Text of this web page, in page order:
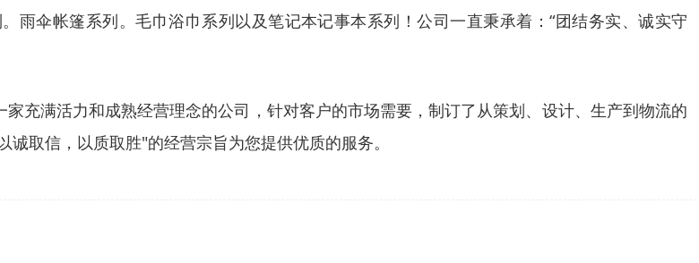
雨伞帐篷系列。毛巾浴巾系列以及笔记本记事本系列！公司一直秉承着：“团结务实、诚实守
充满活力和成熟经营理念的公司，针对客户的市场需要，制订了从策划、设计、生产到物流的
取信，以质取胜"的经营宗旨为您提供优质的服务。